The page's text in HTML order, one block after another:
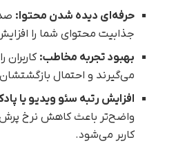
حرفه‌ای دیده شدن محتوا:
جذابیت محتوای شما را
بهبود تجربه مخاطب: کاربران
می‌گیرند و احتمال
افزایش رتبه سئو ویدیو یا
واضح‌تر باعث کاهش نرخ پرش
کاربر می‌شود.